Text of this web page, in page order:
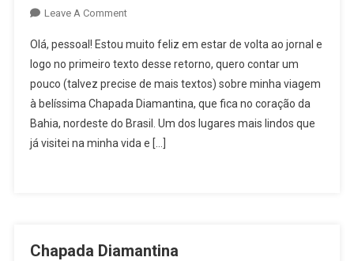
Leave A CommentOn
Diamantina
Olá, pessoal! Estou muito feliz em estar de volta ao jornal e
logo no primeiro texto desse retorno, quero contar um
pouco (talvez precise de mais textos) sobre minha viagem
à belíssima Chapada Diamantina, que fica no coração da
Bahia, nordeste do Brasil. Um dos lugares mais lindos que
já visitei na minha vida e […]
Chapada Diamantina